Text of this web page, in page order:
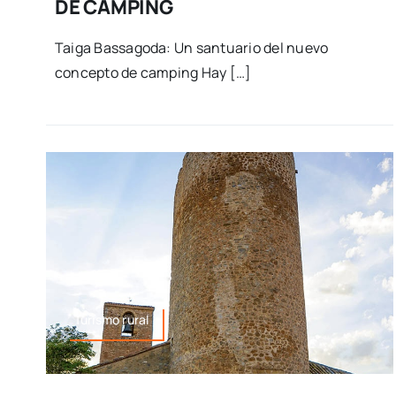
DE CAMPING
Taiga Bassagoda: Un santuario del nuevo
concepto de camping Hay […]
Turismo rural